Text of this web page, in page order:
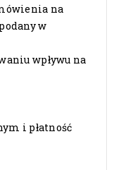
na
w
wpływu na
i płatność